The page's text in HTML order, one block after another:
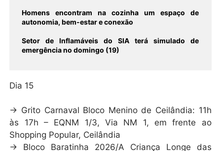
Homens encontram na cozinha um espaço de
autonomia, bem-estar e conexão
Setor de Inflamáveis do SIA terá simulado de
emergência no domingo (19)
Dia 15
→ Grito Carnaval Bloco Menino de Ceilândia: 11h
às 17h – EQNM 1/3, Via NM 1, em frente ao
Shopping Popular, Ceilândia
→ Bloco Baratinha 2026/A Criança Longe das